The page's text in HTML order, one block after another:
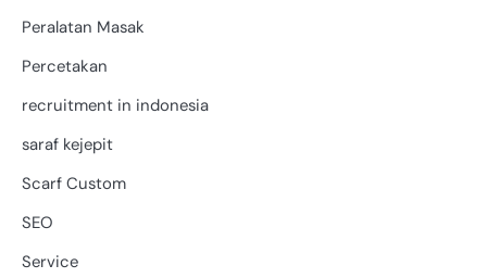
Peralatan Masak
Percetakan
recruitment in indonesia
saraf kejepit
Scarf Custom
SEO
Service